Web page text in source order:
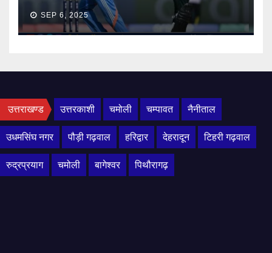
SEP 6, 2025
उत्तराखण्ड उत्तरकाशी चमोली चम्पावत नैनीताल
उधमसिंघ नगर पौड़ी गढ़वाल हरिद्वार देहरादून टिहरी गढ़वाल
रुद्रप्रयाग चमोली बागेश्वर पिथौरागढ़